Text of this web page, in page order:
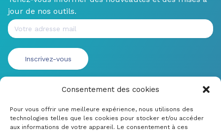
Consentement des cookies
Pour vous offrir une meilleure expérience, nous utilisons des
technologies telles que les cookies pour stocker et/ou accéder
aux informations de votre appareil. Le consentement à ces
jour de nos outils.